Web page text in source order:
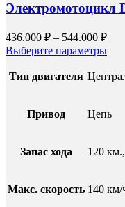
Электромотоцикл
436.000 ₽ – 544.000 ₽
Выберите параметры
Тип двигателя
Привод Цепь
Запас хода 120
Макс. скорость 140 км/